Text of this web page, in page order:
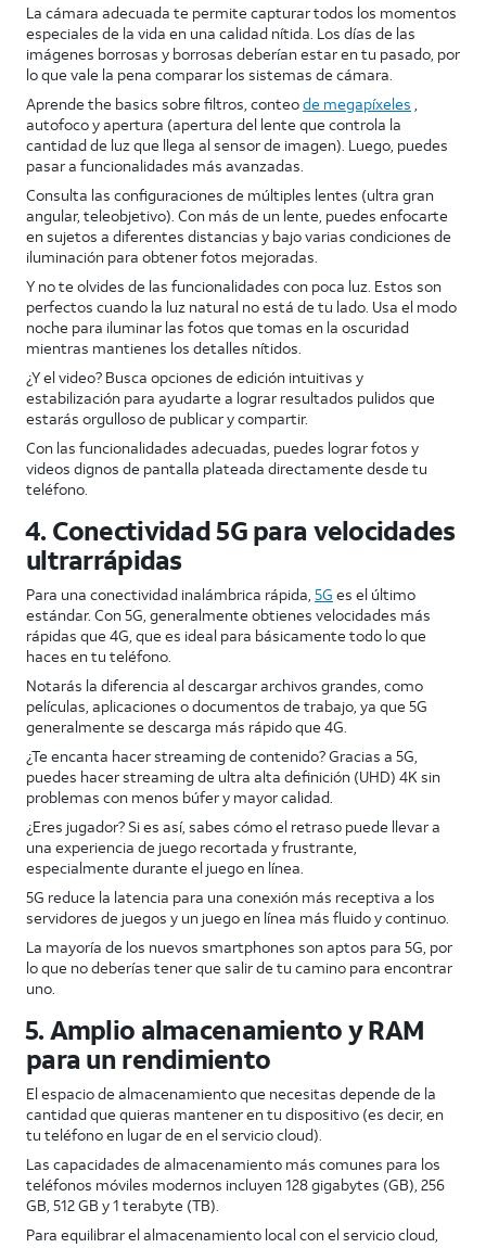
La cámara adecuada te permite capturar todos los momentos
especiales de la vida en una calidad nítida. Los días de las
imágenes borrosas y borrosas deberían estar en tu pasado, por
lo que vale la pena comparar los sistemas de cámara.
Aprende the basics sobre filtros, conteode megapíxeles
autofoco y apertura (apertura del lente que controla la
cantidad de luz que llega al sensor de imagen). Luego, puedes
pasar a funcionalidades más avanzadas.
Consulta las configuraciones de múltiples lentes (ultra gran
angular, teleobjetivo). Con más de un lente, puedes enfocarte
en sujetos a diferentes distancias y bajo varias condiciones de
iluminación para obtener fotos mejoradas.
Y no te olvides de las funcionalidades con poca luz. Estos son
perfectos cuando la luz natural no está de tu lado. Usa el modo
noche para iluminar las fotos que tomas en la oscuridad
mientras mantienes los detalles nítidos.
¿Y el video? Busca opciones de edición intuitivas y
estabilización para ayudarte a lograr resultados pulidos que
estarás orgulloso de publicar y compartir.
Con las funcionalidades adecuadas, puedes lograr fotos y
videos dignos de pantalla plateada directamente desde tu
teléfono.
4. Conectividad 5G para velocidades
ultrarrápidas
Para una conectividad inalámbrica rápida, 5G es el último
estándar. Con 5G, generalmente obtienes velocidades más
rápidas que 4G, que es ideal para básicamente todo lo que
haces en tu teléfono.
Notarás la diferencia al descargar archivos grandes, como
películas, aplicaciones o documentos de trabajo, ya que 5G
generalmente se descarga más rápido que 4G.
¿Te encanta hacer streaming de contenido? Gracias a 5G,
puedes hacer streaming de ultra alta definición (UHD) 4K sin
problemas con menos búfer y mayor calidad.
¿Eres jugador? Si es así, sabes cómo el retraso puede llevar a
una experiencia de juego recortada y frustrante,
especialmente durante el juego en línea.
5G reduce la latencia para una conexión más receptiva a los
servidores de juegos y un juego en línea más fluido y continuo.
La mayoría de los nuevos smartphones son aptos para 5G, por
lo que no deberías tener que salir de tu camino para encontrar
uno.
5. Amplio almacenamiento y RAM
para un rendimiento
El espacio de almacenamiento que necesitas depende de la
cantidad que quieras mantener en tu dispositivo (es decir, en
tu teléfono en lugar de en el servicio cloud).
Las capacidades de almacenamiento más comunes para los
teléfonos móviles modernos incluyen 128 gigabytes (GB), 256
GB, 512 GB y 1 terabyte (TB).
Para equilibrar el almacenamiento local con el servicio cloud,